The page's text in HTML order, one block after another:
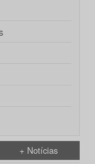
+ Notícias